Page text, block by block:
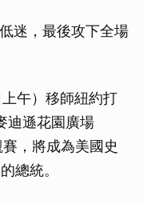
迷，最後攻下全場
午）移師紐約打
迪遜花園廣場
，將成為美國史
總統。